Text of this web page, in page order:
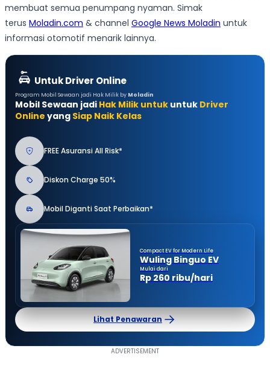
membuat semua penumpang nyaman. Simak
terus Moladin.com & channel Google News Moladin untuk
informasi otomotif menarik lainnya.
Untuk Driver Online
Program Mobil Sewaan jadi Hak Milik by Moladin
Mobil Sewaan jadi Hak Milik untuk untuk Driver
Online yang Siap Naik Kelas
FREE Asuransi All Risk*
Diskon Charge 50%
Mobil Diganti Saat Perbaikan*
Compact EV for Modern Life
Wuling Binguo EV
Mulai dari
Rp 260 ribu/hari
Lihat Penawaran